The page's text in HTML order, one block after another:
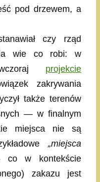
pod drzewem, a
czy rząd
wie co robi: w
projekcie
zakrywania
także terenów
— w finalnym
miejsca nie są
„miejsca
w kontekście
zakazu jest